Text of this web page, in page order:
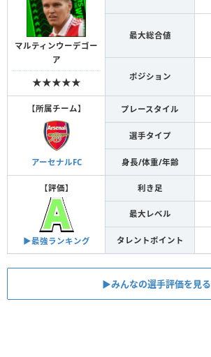
マルティンウーデゴー
ア
★★★★★
最大総合値
ポジション
【所属チーム】
アーセナルFC
プレースタイル
選手タイプ
身長/体重/年齢
【評価】
▶︎最強ランキング
利き足
最大レベル
タレントポイント
▶︎みんなの選手評価を見る